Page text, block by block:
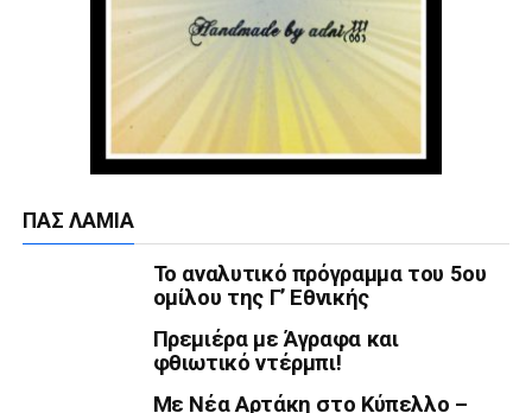
ΠΑΣ ΛΑΜΊΑ
Το αναλυτικό πρόγραμμα του 5ου
ομίλου της Γ’ Εθνικής
Πρεμιέρα με Άγραφα και
φθιωτικό ντέρμπι!
Με Νέα Αρτάκη στο Κύπελλο –